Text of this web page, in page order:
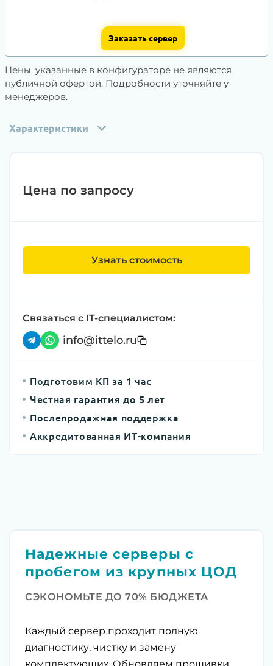
Заказать сервер
Цены, указанные в конфигураторе не являются
публичной офертой. Подробности уточняйте у
менеджеров.
Характеристики
Цена по запросу
Узнать стоимость
Связаться с IT-специалистом:
info@ittelo.ru
Подготовим КП за 1 час
Честная гарантия до 5 лет
Послепродажная поддержка
Аккредитованная ИТ-компания
Надежные серверы с
пробегом из крупных ЦОД
СЭКОНОМЬТЕ ДО 70% БЮДЖЕТА
Каждый сервер проходит полную
диагностику, чистку и замену